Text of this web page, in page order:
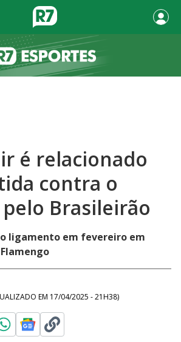
é relacionado
contra o
Brasileirão
ligamento em fevereiro em
EM 17/04/2025 - 21H38)